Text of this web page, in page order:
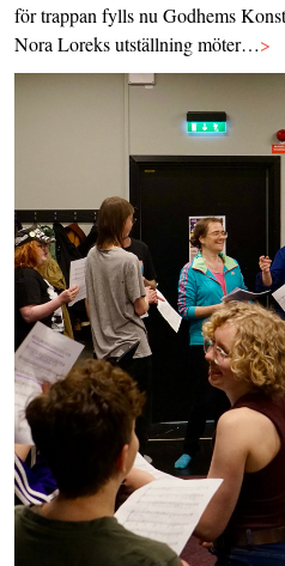
för trappan fylls nu Godhems
Nora Loreks utställning möter…>